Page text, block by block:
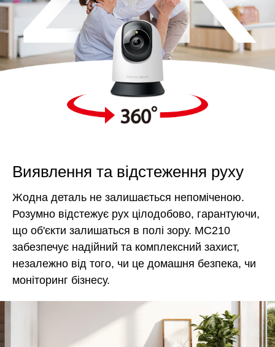
Виявлення та відстеження руху
Жодна деталь не залишається непоміченою.
Розумно відстежує рух цілодобово, гарантуючи,
що об'єкти залишаться в полі зору. MC210
забезпечує надійний та комплексний захист,
незалежно від того, чи це домашня безпека, чи
моніторинг бізнесу.